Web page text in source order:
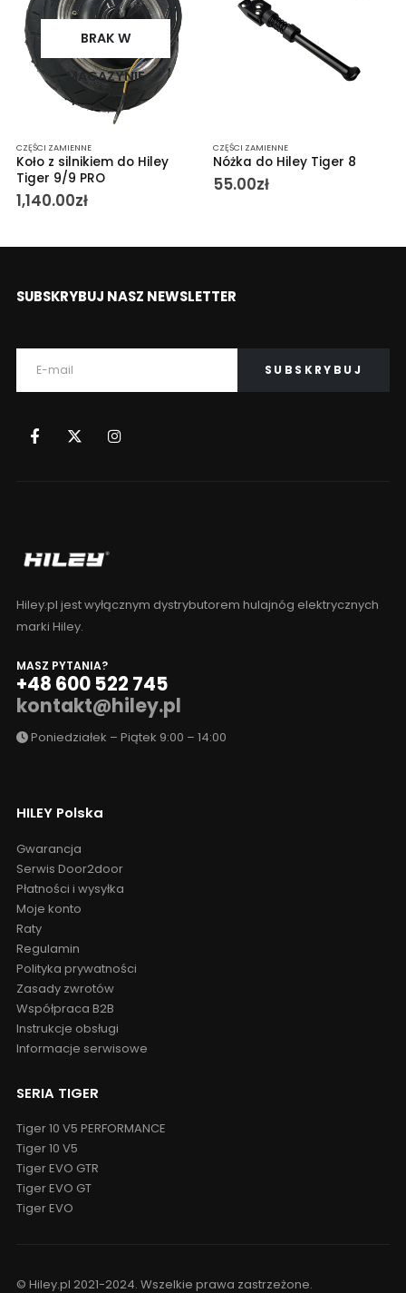
BRAK W
MAGAZYNIE
CZĘŚCI ZAMIENNE
Koło z silnikiem do Hiley
Tiger 9/9 PRO
1,140.00zł
CZĘŚCI ZAMIENNE
Nóżka do Hiley Tiger 8
55.00zł
SUBSKRYBUJ NASZ NEWSLETTER
Hiley.pl jest wyłącznym dystrybutorem hulajnóg elektrycznych
marki Hiley.
MASZ PYTANIA?
+48 600 522 745
kontakt@hiley.pl
Poniedziałek – Piątek 9:00 – 14:00
HILEY Polska
Gwarancja
Serwis Door2door
Płatności i wysyłka
Moje konto
Raty
Regulamin
Polityka prywatności
Zasady zwrotów
Współpraca B2B
Instrukcje obsługi
Informacje serwisowe
SERIA TIGER
Tiger 10 V5 PERFORMANCE
Tiger 10 V5
Tiger EVO GTR
Tiger EVO GT
Tiger EVO
© Hiley.pl 2021-2024. Wszelkie prawa zastrzeżone.